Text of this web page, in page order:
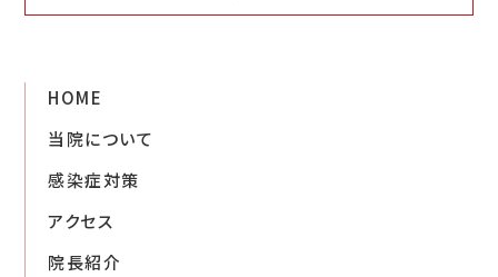
HOME
当院について
感染症対策
アクセス
院長紹介